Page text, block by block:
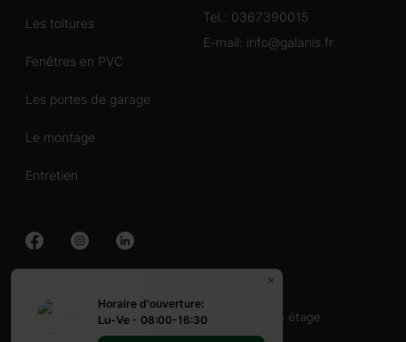
Les toitures
Fenêtres en PVC
Les portes de garage
Le montage
Entretien
Tel.: 0367390015
E-mail: info@galanis.fr
40-60 mq
60-80 mq Avec terrasse
un étage
Horaire d'ouverture:
Lu-Ve - 08:00-16:30